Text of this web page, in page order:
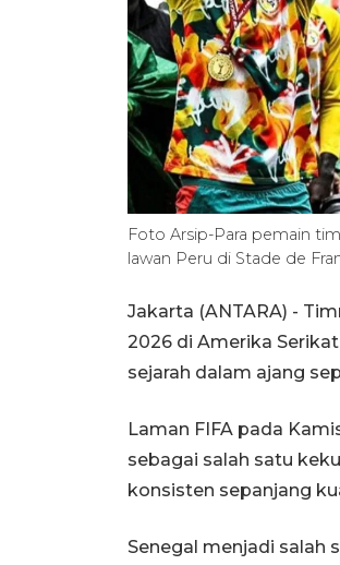
Foto Arsip-Para pemain
lawan Peru di Stade de
Jakarta (ANTARA) -
2026 di Amerika
sejarah dalam ajang
Laman FIFA pada
sebagai salah satu
konsisten sepanjang
Senegal menjadi salah